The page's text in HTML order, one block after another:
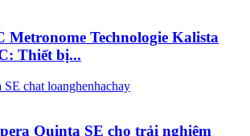
Metronome Technologie Kalista
Thiết bị...
Quinta SE cho trải nghiệm